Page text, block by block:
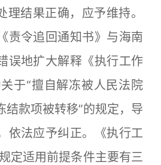
结果正确，应予维持。
责令追回通知书》与海南
误地扩大解释《执行工作
于“擅自解冻被人民法院
结款项被转移”的规定，导
依法应予纠正。《执行工
定适用前提条件主要有三